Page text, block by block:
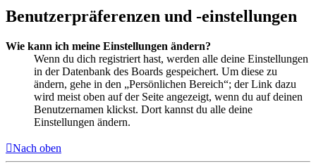
Benutzerpräferenzen und -einstellungen
Wie kann ich meine Einstellungen ändern?
Wenn du dich registriert hast, werden alle deine Einstellungen
in der Datenbank des Boards gespeichert. Um diese zu
ändern, gehe in den „Persönlichen Bereich“; der Link dazu
wird meist oben auf der Seite angezeigt, wenn du auf deinen
Benutzernamen klickst. Dort kannst du alle deine
Einstellungen ändern.
Nach oben